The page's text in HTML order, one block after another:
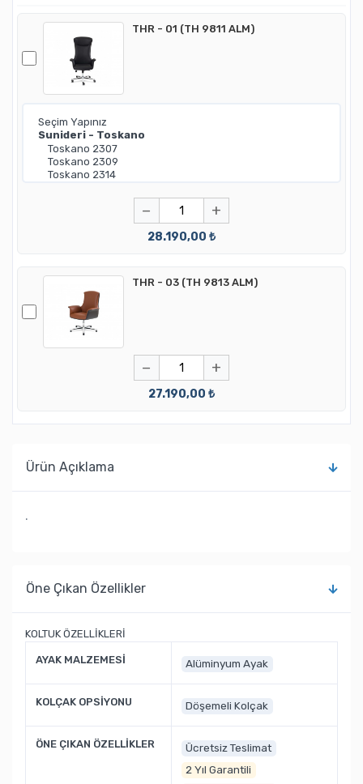
THR - 01 (TH 9811 ALM)
− +
28.190,00 ₺
THR - 03 (TH 9813 ALM)
− +
27.190,00 ₺
Ürün Açıklama
.
Öne Çıkan Özellikler
KOLTUK ÖZELLİKLERİ
AYAK MALZEMESİ Alüminyum Ayak
KOLÇAK OPSİYONU Döşemeli Kolçak
ÖNE ÇIKAN ÖZELLİKLER
Ücretsiz Teslimat
2 Yıl Garantili